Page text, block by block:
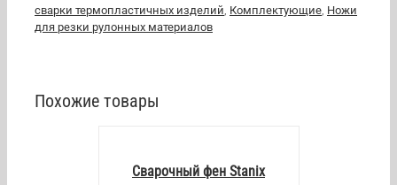
сварки термопластичных изделий, Комплектующие, Ножи
для резки рулонных материалов
Похожие товары
Сварочный фен Stanix